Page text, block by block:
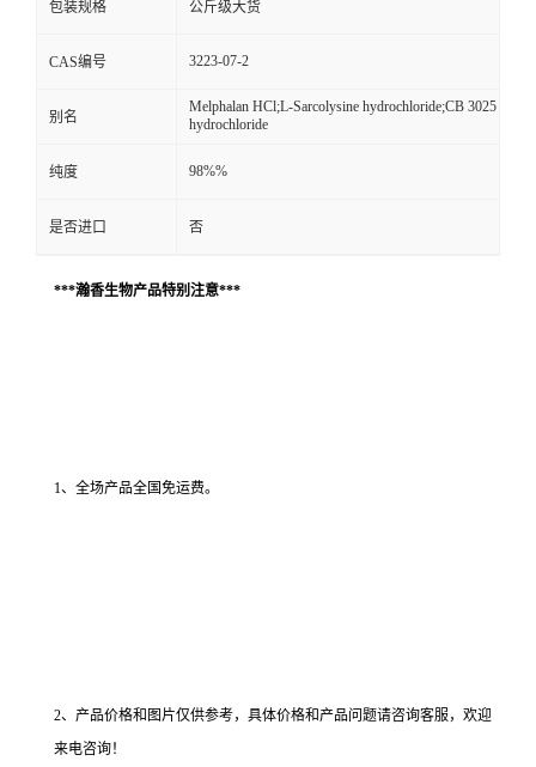
包装规格 公斤级大货
CAS编号 3223-07-2
别名
Melphalan HCl;L-Sarcolysine hydrochloride;CB 3025
hydrochloride
纯度 98%%
是否进口 否
***瀚香生物产品特别注意***
1、全场产品全国免运费。
2、产品价格和图片仅供参考，具体价格和产品问题请咨询客服，欢迎
来电咨询！